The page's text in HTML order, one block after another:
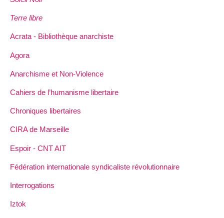
Terre libre
Acrata - Bibliothèque anarchiste
Agora
Anarchisme et Non-Violence
Cahiers de l’humanisme libertaire
Chroniques libertaires
CIRA de Marseille
Espoir - CNT AIT
Fédération internationale syndicaliste révolutionnaire
Interrogations
Iztok